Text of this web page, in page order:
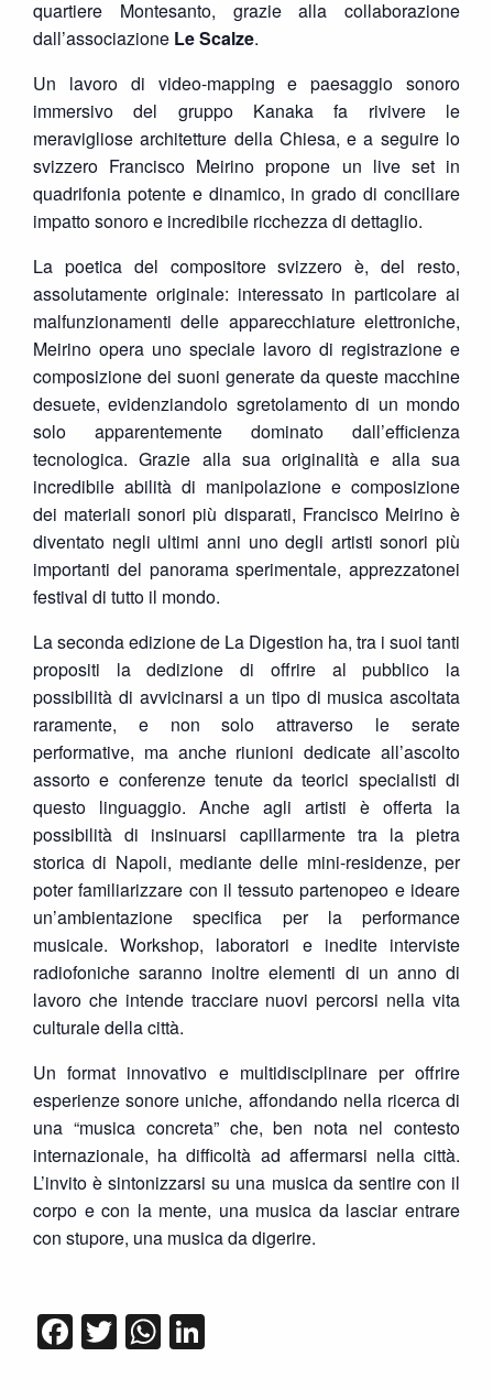
quartiere Montesanto, grazie alla collaborazione
dall’associazione Le Scalze.
Un lavoro di video-mapping e paesaggio sonoro
immersivo del gruppo Kanaka fa rivivere le
meravigliose architetture della Chiesa, e a seguire lo
svizzero Francisco Meirino propone un live set in
quadrifonia potente e dinamico, in grado di conciliare
impatto sonoro e incredibile ricchezza di dettaglio.
La poetica del compositore svizzero è, del resto,
assolutamente originale: interessato in particolare ai
malfunzionamenti delle apparecchiature elettroniche,
Meirino opera uno speciale lavoro di registrazione e
composizione dei suoni generate da queste macchine
desuete, evidenziandolo sgretolamento di un mondo
solo apparentemente dominato dall’efficienza
tecnologica. Grazie alla sua originalità e alla sua
incredibile abilità di manipolazione e composizione
dei materiali sonori più disparati, Francisco Meirino è
diventato negli ultimi anni uno degli artisti sonori più
importanti del panorama sperimentale, apprezzatonei
festival di tutto il mondo.
La seconda edizione de La Digestion ha, tra i suoi tanti
propositi la dedizione di offrire al pubblico la
possibilità di avvicinarsi a un tipo di musica ascoltata
raramente, e non solo attraverso le serate
performative, ma anche riunioni dedicate all’ascolto
assorto e conferenze tenute da teorici specialisti di
questo linguaggio. Anche agli artisti è offerta la
possibilità di insinuarsi capillarmente tra la pietra
storica di Napoli, mediante delle mini-residenze, per
poter familiarizzare con il tessuto partenopeo e ideare
un’ambientazione specifica per la performance
musicale. Workshop, laboratori e inedite interviste
radiofoniche saranno inoltre elementi di un anno di
lavoro che intende tracciare nuovi percorsi nella vita
culturale della città.
Un format innovativo e multidisciplinare per offrire
esperienze sonore uniche, affondando nella ricerca di
una “musica concreta” che, ben nota nel contesto
internazionale, ha difficoltà ad affermarsi nella città.
L’invito è sintonizzarsi su una musica da sentire con il
corpo e con la mente, una musica da lasciar entrare
con stupore, una musica da digerire.
Facebook
TwitterWhatsApp